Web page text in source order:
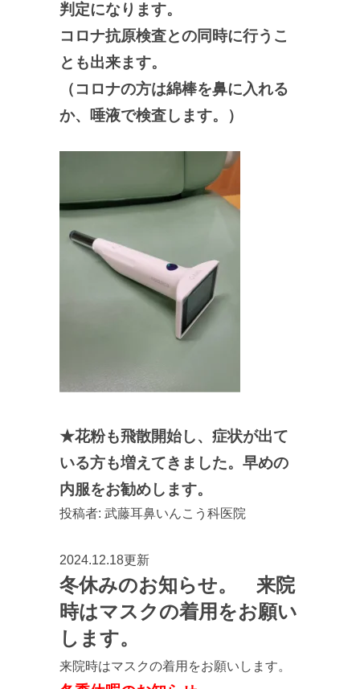
判定になります。
コロナ抗原検査との同時に行うこ
とも出来ます。
（コロナの方は綿棒を鼻に入れる
か、唾液で検査します。）
★花粉も飛散開始し、症状が出て
いる方も増えてきました。早めの
内服をお勧めします。
投稿者: 武藤耳鼻いんこう科医院
2024.12.18更新
冬休みのお知らせ。 来院
時はマスクの着用をお願い
します。
来院時はマスクの着用をお願いします。